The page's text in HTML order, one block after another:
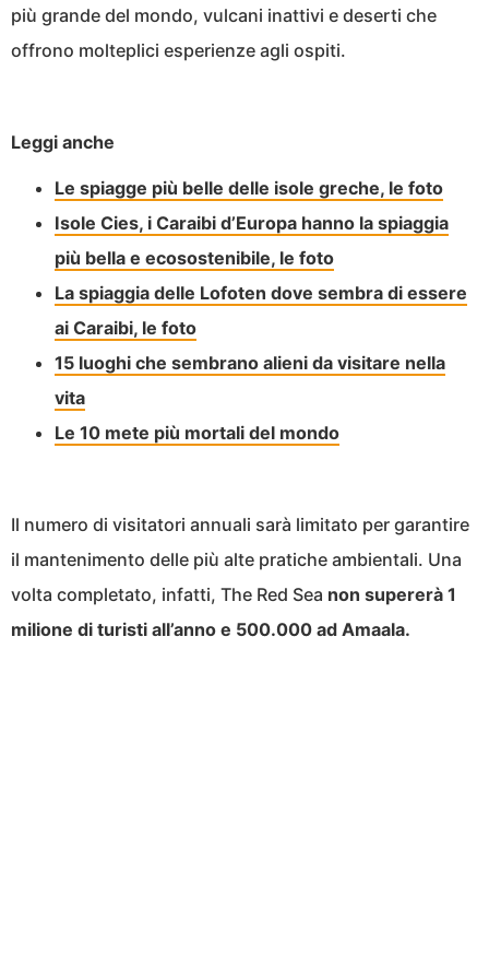
più grande del mondo, vulcani inattivi e deserti che
offrono molteplici esperienze agli ospiti.
Leggi anche
Le spiagge più belle delle isole greche, le foto
Isole Cies, i Caraibi d’Europa hanno la spiaggia
più bella e ecosostenibile, le foto
La spiaggia delle Lofoten dove sembra di essere
ai Caraibi, le foto
15 luoghi che sembrano alieni da visitare nella
vita
Le 10 mete più mortali del mondo
Il numero di visitatori annuali sarà limitato per garantire
il mantenimento delle più alte pratiche ambientali. Una
volta completato, infatti, The Red Sea non supererà 1
milione di turisti all’anno e 500.000 ad Amaala.